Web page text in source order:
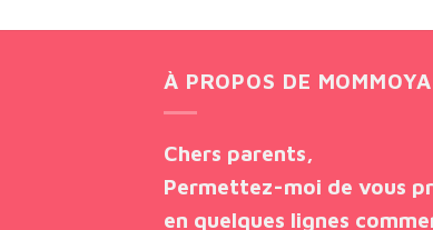
À PROPOS DE MOMMOYA
Chers parents,
Permettez-moi de vous
en quelques lignes